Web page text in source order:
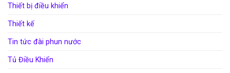
Thiết bị điều khiển
Thiết kế
Tin tức đài phun nước
Tủ Điều Khiển